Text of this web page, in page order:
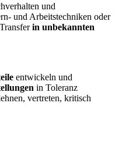
und
und Arbeitstechniken oder
in unbekannten
entwickeln und
in Toleranz
vertreten, kritisch